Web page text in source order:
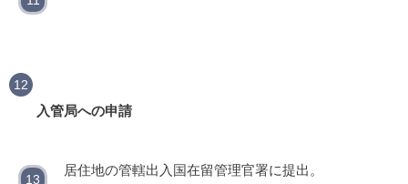
入管局への申請
居住地の管轄出入国在留管理官署に提出。